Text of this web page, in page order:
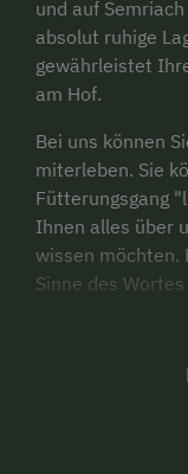
und auf
absolut ruhige
gewährleistet
am Hof.
Bei uns können
miterleben. Sie
Fütterungsgang
Ihnen alles über
wissen möchten.
Sinne des